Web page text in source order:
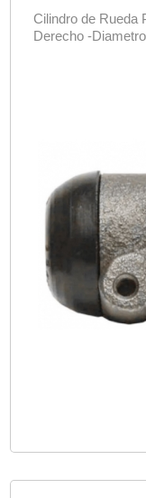
Cilindro de Rueda
Derecho -